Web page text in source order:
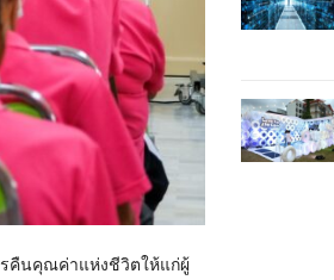
รคืนคุณค่าแห่งชีวิตให้แก่ผู้